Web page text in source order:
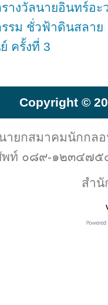
างวัลนายอินทร์อ
รม ชั่วฟ้าดินสลาย
ครั้งที่ 3
Copyright ©
ายกสมาคมนักกลอ
พท์ ๐๘๙-๑๒๓๔๗๕๔
สำ